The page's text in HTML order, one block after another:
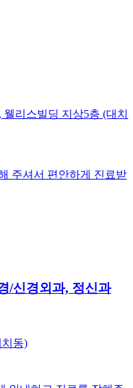
리스빌딩 지상5층 (대치
주셔서 편안하게 진료받
/신경외과, 정신과
치동)